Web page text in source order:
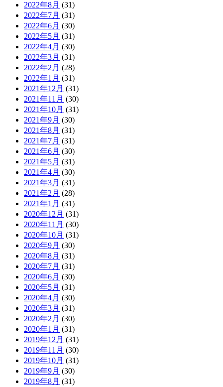
2022年8月 (31)
2022年7月 (31)
2022年6月 (30)
2022年5月 (31)
2022年4月 (30)
2022年3月 (31)
2022年2月 (28)
2022年1月 (31)
2021年12月 (31)
2021年11月 (30)
2021年10月 (31)
2021年9月 (30)
2021年8月 (31)
2021年7月 (31)
2021年6月 (30)
2021年5月 (31)
2021年4月 (30)
2021年3月 (31)
2021年2月 (28)
2021年1月 (31)
2020年12月 (31)
2020年11月 (30)
2020年10月 (31)
2020年9月 (30)
2020年8月 (31)
2020年7月 (31)
2020年6月 (30)
2020年5月 (31)
2020年4月 (30)
2020年3月 (31)
2020年2月 (30)
2020年1月 (31)
2019年12月 (31)
2019年11月 (30)
2019年10月 (31)
2019年9月 (30)
2019年8月 (31)